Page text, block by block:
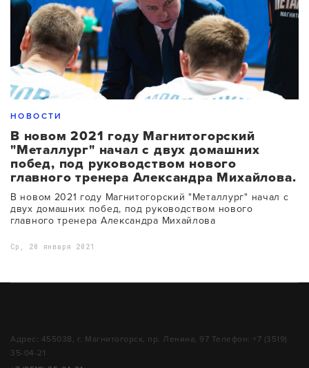
НОВОСТИ
В новом 2021 году Магнитогорский
"Металлург" начал с двух домашних
побед, под руководством нового
главного тренера Александра Михайлова.
В новом 2021 году Магнитогорский "Металлург" начал с
двух домашних побед, под руководством нового
главного тренера Александра Михайлова
Ср, 20 января 2021
Адрес: 455038, г. Магнитогорск, пр. Ленина, 97 Телефон: +7 (3519)
35-04-21